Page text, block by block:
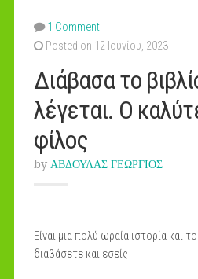
1 Comment
Posted on 12 Ιουνίου, 2023
Διάβασα το
λέγεται. Ο
φίλος
by ΑΒΔΟΥΛΑΣ ΓΕΩΡΓΙΟΣ
Είναι μια πολύ ωραία ιστορία και
διαβάσετε και εσείς